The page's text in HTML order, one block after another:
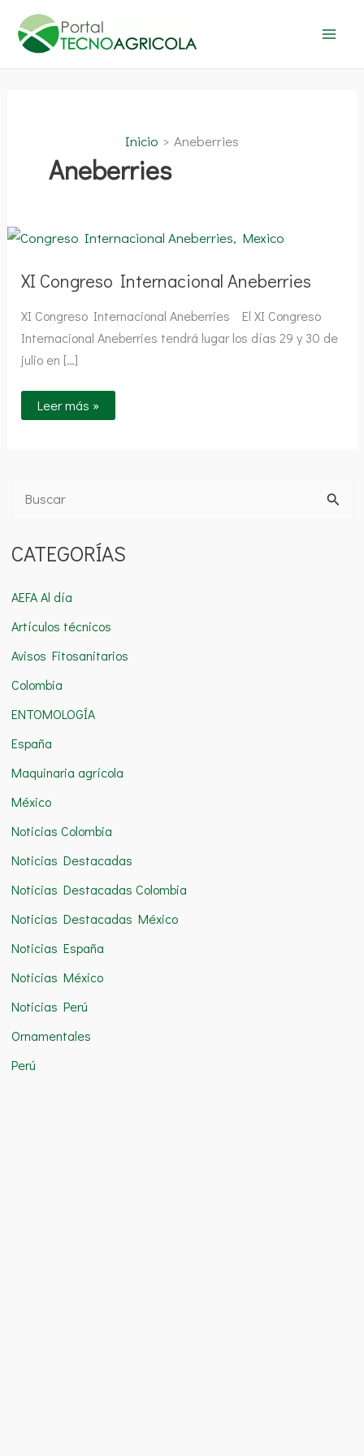
contenido
Inicio Aneberries
Aneberries
XI Congreso Internacional Aneberries
XI Congreso Internacional Aneberries El XI Congreso
Internacional Aneberries tendrá lugar los días 29 y 30 de
julio en […]
Congreso
Leer más »
s
a
r
p
o
r
:
CATEGORÍAS
AEFA Al día
Artículos técnicos
Avisos Fitosanitarios
Colombia
ENTOMOLOGÍA
España
Maquinaria agrícola
México
Noticias Colombia
Noticias Destacadas
Noticias Destacadas Colombia
Noticias Destacadas México
Noticias España
Noticias México
Noticias Perú
Ornamentales
Perú